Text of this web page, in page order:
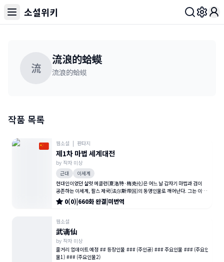
소설위키
流
流浪的蛤蟆
流浪的蛤蟆
작품 목록
웹소설 | 판타지
제1차 마법 세계대전
by 작자 미상
근대
이세계
현대인이었던 샬럿 메클런(夏洛特·梅克伦)은 어느 날 갑자기 마법과 검이
공존하는 이세계, 팔스 제국(法尔斯帝国)의 동명인물로 깨어난다. 그는 이세
계에서만큼은 평범한 공무원으로
0(0)|660화완결|미번역
웹소설
武谪仙
by 작자 미상
줄거리 업데이트 예정 ## 등장인물 ### (주인공) ### 주요인물 ### (주요인
물1) ### (주요인물2)